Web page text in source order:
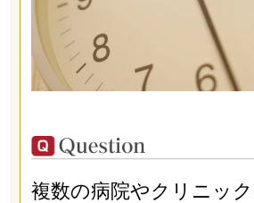
複数の病院やクリニッ